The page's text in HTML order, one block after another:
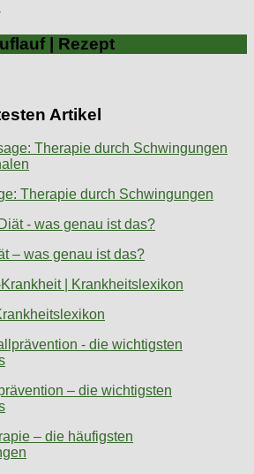
| Rezept
Artikel
Therapie durch Schwingungen
– was genau ist das?
– die wichtigsten